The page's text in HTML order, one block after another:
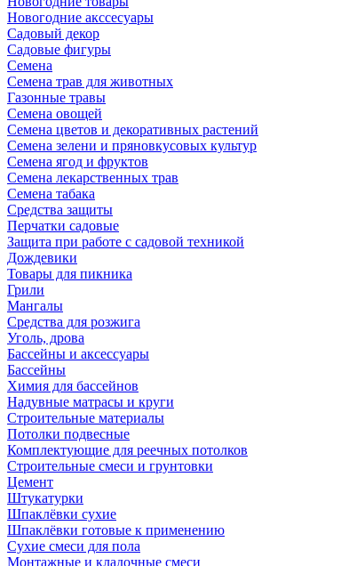
Новогодние акссесуары
Садовый декор
Садовые фигуры
Семена
Семена трав для животных
Газонные травы
Семена овощей
Семена цветов и декоративных растений
Семена зелени и пряновкусовых культур
Семена ягод и фруктов
Семена лекарственных трав
Семена табака
Средства защиты
Перчатки садовые
Защита при работе с садовой техникой
Дождевики
Товары для пикника
Грили
Мангалы
Средства для розжига
Уголь, дрова
Бассейны и аксессуары
Бассейны
Химия для бассейнов
Надувные матрасы и круги
Строительные материалы
Потолки подвесные
Комплектующие для реечных потолков
Строительные смеси и грунтовки
Цемент
Штукатурки
Шпаклёвки сухие
Шпаклёвки готовые к применению
Сухие смеси для пола
Монтажные и кладочные смеси